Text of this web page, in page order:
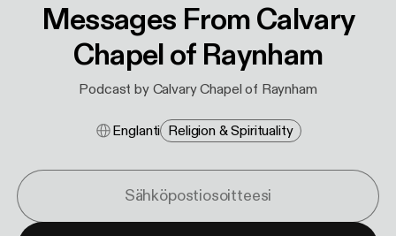
Messages From Calvary
Chapel of Raynham
Podcast by Calvary Chapel of Raynham
Englanti Religion & Spirituality